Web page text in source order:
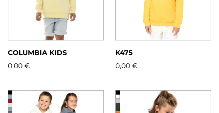
COLUMBIA KIDS
0,00 €
K475
0,00 €